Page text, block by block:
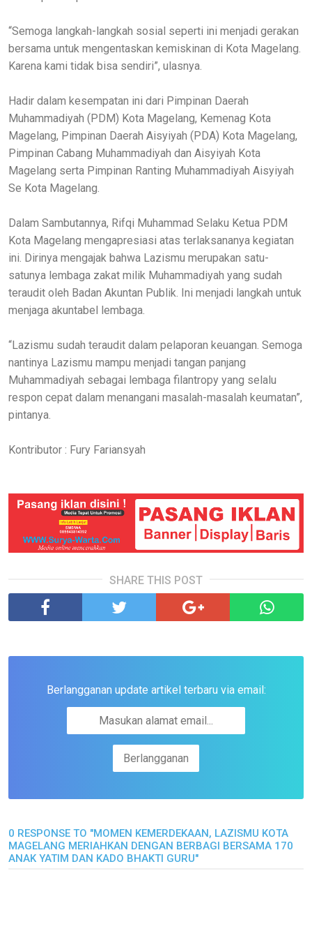
“Semoga langkah-langkah sosial seperti ini menjadi gerakan
bersama untuk mengentaskan kemiskinan di Kota Magelang.
Karena kami tidak bisa sendiri”, ulasnya.
Hadir dalam kesempatan ini dari Pimpinan Daerah
Muhammadiyah (PDM) Kota Magelang, Kemenag Kota
Magelang, Pimpinan Daerah Aisyiyah (PDA) Kota Magelang,
Pimpinan Cabang Muhammadiyah dan Aisyiyah Kota
Magelang serta Pimpinan Ranting Muhammadiyah Aisyiyah
Se Kota Magelang.
Dalam Sambutannya, Rifqi Muhammad Selaku Ketua PDM
Kota Magelang mengapresiasi atas terlaksananya kegiatan
ini. Dirinya mengajak bahwa Lazismu merupakan satu-
satunya lembaga zakat milik Muhammadiyah yang sudah
teraudit oleh Badan Akuntan Publik. Ini menjadi langkah untuk
menjaga akuntabel lembaga.
“Lazismu sudah teraudit dalam pelaporan keuangan. Semoga
nantinya Lazismu mampu menjadi tangan panjang
Muhammadiyah sebagai lembaga filantropy yang selalu
respon cepat dalam menangani masalah-masalah keumatan”,
pintanya.
Kontributor : Fury Fariansyah
SHARE THIS POST
Berlangganan update artikel terbaru via email:
0 RESPONSE TO "MOMEN KEMERDEKAAN, LAZISMU KOTA
MAGELANG MERIAHKAN DENGAN BERBAGI BERSAMA 170
ANAK YATIM DAN KADO BHAKTI GURU"